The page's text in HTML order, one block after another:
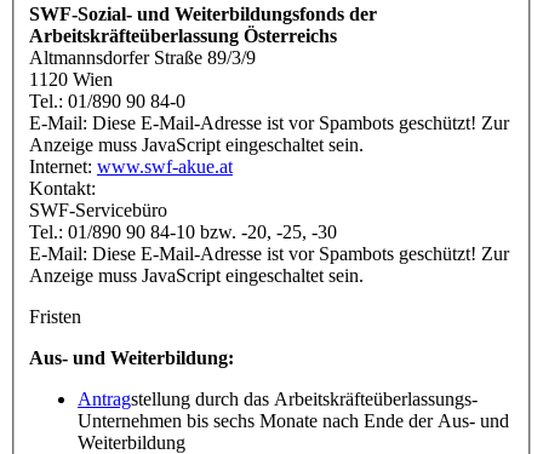
SWF-Sozial- und Weiterbildungsfonds der
Arbeitskräfteüberlassung Österreichs
Altmannsdorfer Straße 89/3/9
1120 Wien
Tel.: 01/890 90 84-0
E-Mail: Diese E-Mail-Adresse ist vor Spambots geschützt! Zur
Anzeige muss JavaScript eingeschaltet sein.
Internet: www.swf-akue.at
Kontakt:
SWF-Servicebüro
Tel.: 01/890 90 84-10 bzw. -20, -25, -30
E-Mail: Diese E-Mail-Adresse ist vor Spambots geschützt! Zur
Anzeige muss JavaScript eingeschaltet sein.
Fristen
Aus- und Weiterbildung:
Antragstellung durch das Arbeitskräfteüberlassungs-
Unternehmen bis sechs Monate nach Ende der Aus- und
Weiterbildung